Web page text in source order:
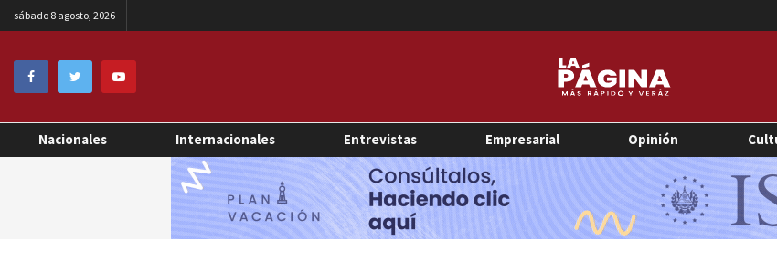
sábado 8 agosto, 2026
Nacionales Internacionales Entrevistas Empresarial Opinión